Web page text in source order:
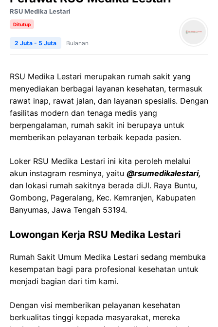
RSU Medika Lestari
Ditutup
2 Juta - 5 Juta Bulanan
RSU Medika Lestari merupakan rumah sakit yang
menyediakan berbagai layanan kesehatan, termasuk
rawat inap, rawat jalan, dan layanan spesialis. Dengan
fasilitas modern dan tenaga medis yang
berpengalaman, rumah sakit ini berupaya untuk
memberikan pelayanan terbaik kepada pasien.
Loker RSU Medika Lestari ini kita peroleh melalui
akun instagram resminya, yaitu @rsumedikalestari,
dan lokasi rumah sakitnya berada diJl. Raya Buntu,
Gombong, Pageralang, Kec. Kemranjen, Kabupaten
Banyumas, Jawa Tengah 53194.
Lowongan Kerja RSU Medika Lestari
Rumah Sakit Umum Medika Lestari sedang membuka
kesempatan bagi para profesional kesehatan untuk
menjadi bagian dari tim kami.
Dengan visi memberikan pelayanan kesehatan
berkualitas tinggi kepada masyarakat, mereka